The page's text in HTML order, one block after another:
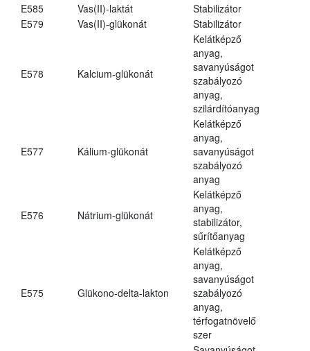
E585 Vas(II)-laktát
Stabilizátor
E579
Vas(II)-glükonát Stabilizátor
E578 Kalcium-glükonát
Kelátképző
anyag,
savanyúságot
szabályozó
anyag,
szilárdítóanyag
E577 Kálium-glükonát
Kelátképző
anyag,
savanyúságot
szabályozó
anyag
E576 Nátrium-glükonát
Kelátképző
anyag,
stabilizátor,
sűrítőanyag
E575 Glükono-delta-lakton
Kelátképző
anyag,
savanyúságot
szabályozó
anyag,
térfogatnövelő
szer